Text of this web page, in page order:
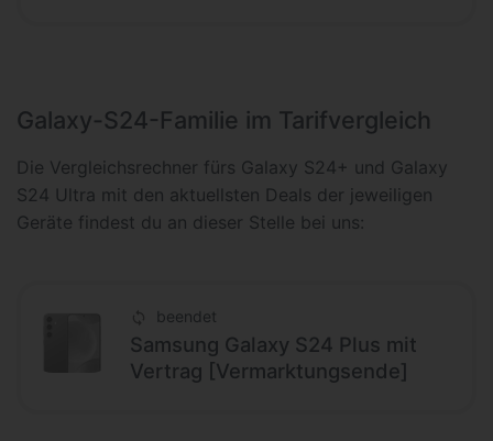
Galaxy-S24-Familie im Tarifvergleich
Die Vergleichsrechner fürs Galaxy S24+ und Galaxy
S24 Ultra mit den aktuellsten Deals der jeweiligen
Geräte findest du an dieser Stelle bei uns:
beendet
Samsung Galaxy S24 Plus mit
Vertrag [Vermarktungsende]